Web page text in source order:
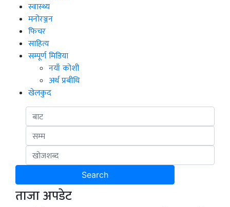
स्वास्थ्य
मनोरञ्जन
फिचर
साहित्य
सम्पूर्ण मिडिया
नयाँ कोशी
अर्थ प्रबीधि
खेलकुद
ताजा अपडेट